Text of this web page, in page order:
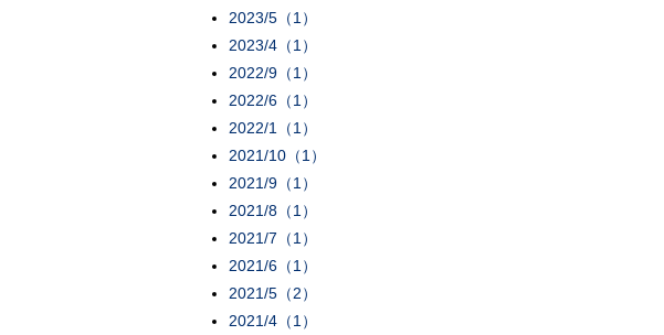
2023/5（1）
2023/4（1）
2022/9（1）
2022/6（1）
2022/1（1）
2021/10（1）
2021/9（1）
2021/8（1）
2021/7（1）
2021/6（1）
2021/5（2）
2021/4（1）